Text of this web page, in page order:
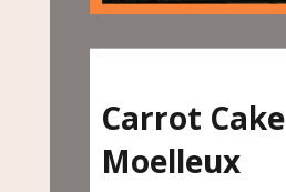
Carrot Cake
Moelleux